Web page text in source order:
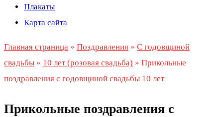
Плакаты
Карта сайта
Главная страница » Поздравления » С годовщиной
свадьбы » 10 лет (розовая свадьба) » Прикольные
поздравления с годовщиной свадьбы 10 лет
Прикольные поздравления с